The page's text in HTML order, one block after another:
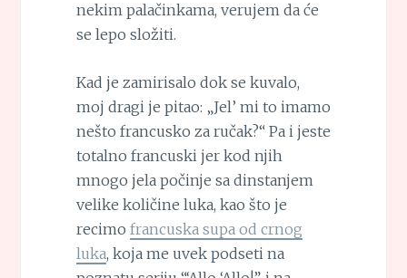
nekim palačinkama, verujem da će
se lepo složiti.
Kad je zamirisalo dok se kuvalo,
moj dragi je pitao: „Jel’ mi to imamo
nešto francusko za ručak?“ Pa i jeste
totalno francuski jer kod njih
mnogo jela počinje sa dinstanjem
velike količine luka, kao što je
recimo francuska supa od crnog
luka, koja me uvek podseti na